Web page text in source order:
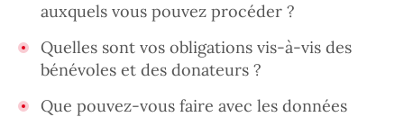
auxquels vous pouvez procéder ?
Quelles sont vos obligations vis-à-vis des
bénévoles et des donateurs ?
Que pouvez-vous faire avec les données